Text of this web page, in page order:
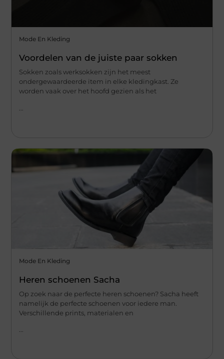
Mode En Kleding
Voordelen van de juiste paar sokken
Sokken zoals werksokken zijn het meest
ondergewaardeerde item in elke kledingkast. Ze
worden vaak over het hoofd gezien als het
Mode En Kleding
Heren schoenen Sacha
Op zoek naar de perfecte heren schoenen? Sacha heeft
namelijk de perfecte schoenen voor iedere man.
Verschillende prints, materialen en